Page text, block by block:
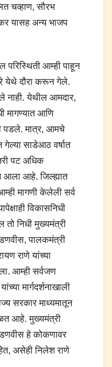
चव्हाण, सौरभ
यासह अन्य भाजप
परिस्थिती आम्ही पाहून
येथे दौरा करून गेले.
नाही. येथील आमदार,
मागण्यात आणि
पडले. मात्र, आमचे
साडेआठ वर्षात
पट अधिक
आला आहे. जिल्ह्यात
मागणी केलेली सर्व
विकासनिधी
निधी मुख्यमंत्री
पालकमंत्री
राणे यांच्या
आम्ही सर्वजण
मार्गदर्शनाखाली
सरकार माध्यमातून
आहे. मुख्यमंत्री
हे कोकणावर
असेही निलेश राणे